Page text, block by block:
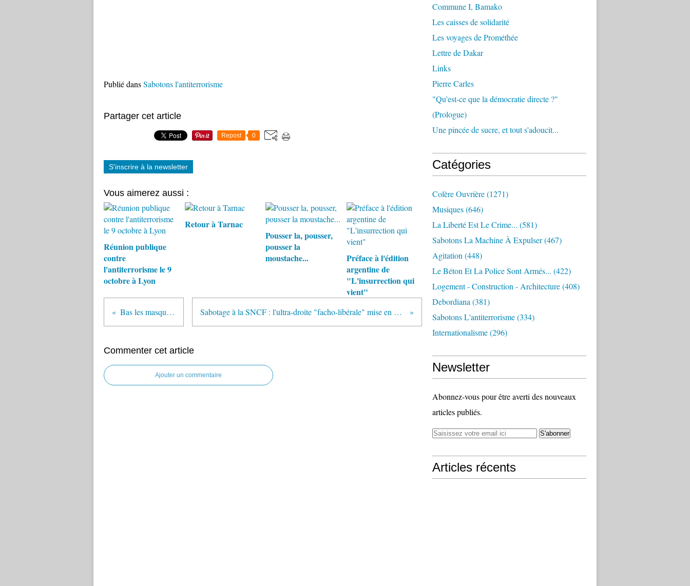
Publié dansSabotons l'antiterrorisme
Partager cet article
Repost 0
S'inscrire à la newsletter
Vous aimerez aussi :
Réunion publique
contre
l'antiterrorisme le 9
octobre à Lyon
Retour à Tarnac
Pousser la, pousser,
pousser la
moustache...
Préface à l'édition
argentine de
"L'insurrection qui
vient"
Bas les masques ! Sabotage à la SNCF : l'ultra-droite "facho-libérale" mise en cause
Commenter cet article
Ajouter un commentaire
Commune I, Bamako
Les caisses de solidarité
Les voyages de Prométhée
Lettre de Dakar
Links
Pierre Carles
"Qu'est-ce que la démocratie directe ?"
(Prologue)
Une pincée de sucre, et tout s'adoucit...
Catégories
Colère Ouvrière(1271)
Musiques(646)
La Liberté Est Le Crime... (581)
Sabotons La Machine À Expulser(467)
Agitation (448)
Le Béton Et La Police Sont Armés... (422)
Logement - Construction - Architecture(408)
Debordiana (381)
Sabotons L'antiterrorisme(334)
Internationalisme(296)
Newsletter
Abonnez-vous pour être averti des nouveaux
articles publiés.
Articles récents